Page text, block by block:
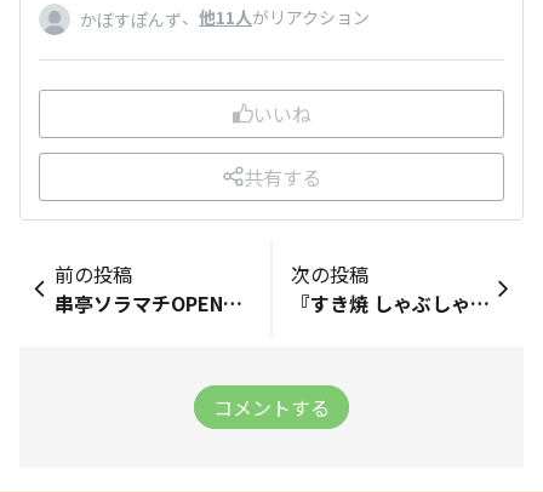
かぼすぽんず、 他11人がリアクション
いいね
共有する
前の投稿
串亭ソラマチOPEN！！
次の投稿
『すき焼 しゃぶしゃぶつかだ』7/31 KITTE大阪店OPEN!
コメントする